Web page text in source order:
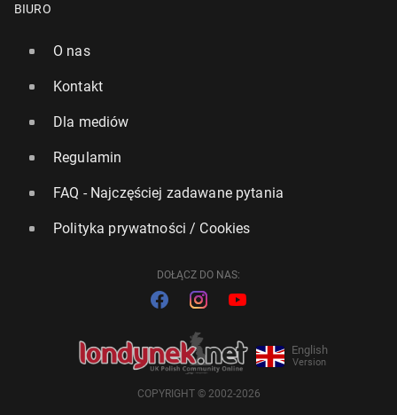
BIURO
O nas
Kontakt
Dla mediów
Regulamin
FAQ - Najczęściej zadawane pytania
Polityka prywatności / Cookies
DOŁĄCZ DO NAS:
English
Version
COPYRIGHT © 2002-2026